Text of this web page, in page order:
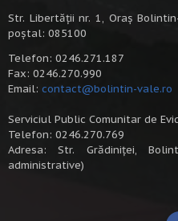
Str. Libertății nr. 1, Oraș
poștal: 085100
Telefon: 0246.271.187
Fax: 0246.270.990
Email: contact@bolintin-vale.ro
Serviciul Public Comunitar de
Telefon: 0246.270.769
Adresa: Str. Grădiniței,
administrative)